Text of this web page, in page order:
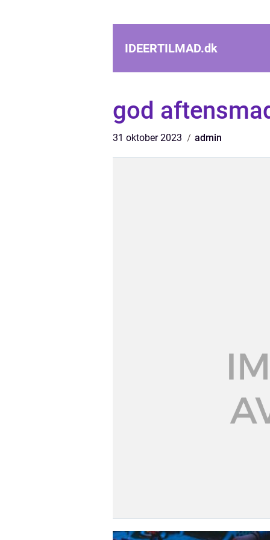
IDEERTILMAD.dk
god
31 oktober 2023 admin